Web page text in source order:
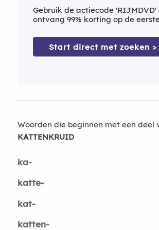
Gebruik de actiecode 'RIJMDVD'
ontvang 99% korting op de
Start direct met zoeken >
Woorden die beginnen met een deel
KATTENKRUID
ka-
katte-
kat-
katten-